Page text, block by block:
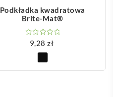
Podkładka kwadratowa
Brite-Mat®
9,28zł